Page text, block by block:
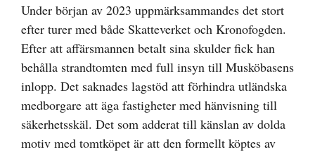
Under början av 2023 uppmärksammandes det stort
efter turer med både Skatteverket och Kronofogden.
Efter att affärsmannen betalt sina skulder fick han
behålla strandtomten med full insyn till Musköbasens
inlopp. Det saknades lagstöd att förhindra utländska
medborgare att äga fastigheter med hänvisning till
säkerhetsskäl. Det som adderat till känslan av dolda
motiv med tomtköpet är att den formellt köptes av